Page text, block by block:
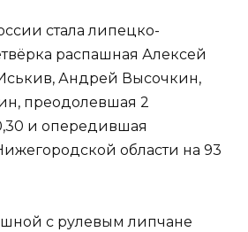
стала липецко-
распашная Алексей
Андрей Высочкин,
преодолевшая 2
и опередившая
области на 93
с рулевым липчане